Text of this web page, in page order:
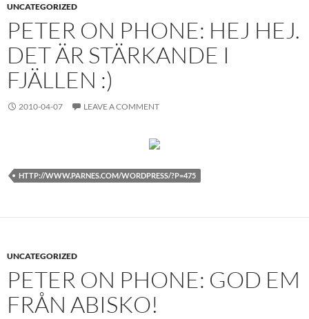
UNCATEGORIZED
PETER ON PHONE: HEJ HEJ.
DET ÄR STÄRKANDE I
FJÄLLEN :)
2010-04-07 LEAVE A COMMENT
HTTP://WWW.PARNES.COM/WORDPRESS/?P=475
UNCATEGORIZED
PETER ON PHONE: GOD EM
FRÅN ABISKO!